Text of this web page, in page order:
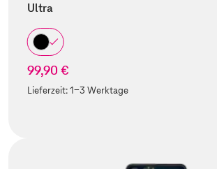
Ultra
99,90 €
Lieferzeit:1-3 Werktage